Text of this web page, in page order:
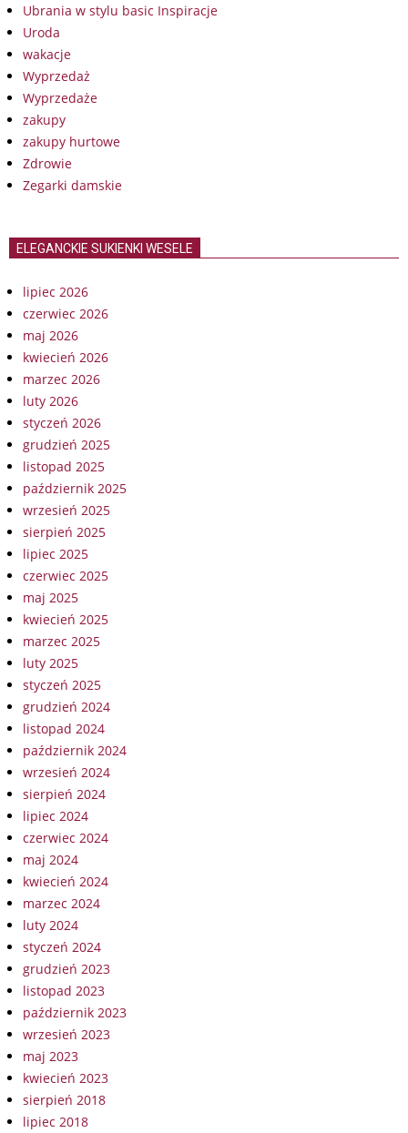
Ubrania w stylu basic Inspiracje
Uroda
wakacje
Wyprzedaż
Wyprzedaże
zakupy
zakupy hurtowe
Zdrowie
Zegarki damskie
ELEGANCKIE SUKIENKI WESELE
lipiec 2026
czerwiec 2026
maj 2026
kwiecień 2026
marzec 2026
luty 2026
styczeń 2026
grudzień 2025
listopad 2025
październik 2025
wrzesień 2025
sierpień 2025
lipiec 2025
czerwiec 2025
maj 2025
kwiecień 2025
marzec 2025
luty 2025
styczeń 2025
grudzień 2024
listopad 2024
październik 2024
wrzesień 2024
sierpień 2024
lipiec 2024
czerwiec 2024
maj 2024
kwiecień 2024
marzec 2024
luty 2024
styczeń 2024
grudzień 2023
listopad 2023
październik 2023
wrzesień 2023
maj 2023
kwiecień 2023
sierpień 2018
lipiec 2018